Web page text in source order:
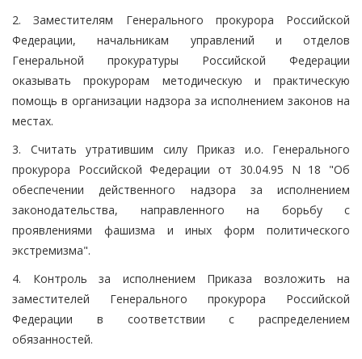
2. Заместителям Генерального прокурора Российской
Федерации, начальникам управлений и отделов
Генеральной прокуратуры Российской Федерации
оказывать прокурорам методическую и практическую
помощь в организации надзора за исполнением законов на
местах.
3. Считать утратившим силу Приказ и.о. Генерального
прокурора Российской Федерации от 30.04.95 N 18 "Об
обеспечении действенного надзора за исполнением
законодательства, направленного на борьбу с
проявлениями фашизма и иных форм политического
экстремизма".
4. Контроль за исполнением Приказа возложить на
заместителей Генерального прокурора Российской
Федерации в соответствии с распределением
обязанностей.